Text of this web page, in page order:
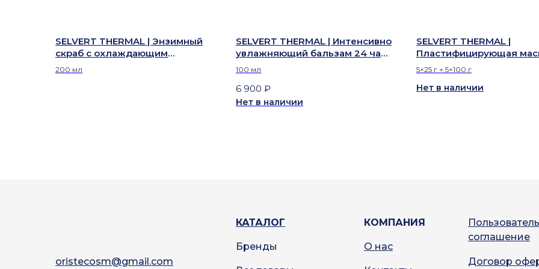
SELVERT THERMAL | Энзимный
скраб с охлаждающим
эффектом — SCRUB ENZYME
PEELING
200 мл
SELVERT THERMAL | Интенсивно
увлажняющий бальзам 24 часа
— 24H HYDRATION
100 мл
6 900 ₽
Нет в наличии
SELVERT THERMAL |
Пластифицирующая
против морщин —
ANTI-WRINKLE PEEL OFF
5×25 г + 5×100 г
Нет в наличии
КАТАЛОГ
Бренды
oristecosm@gmail.com
соглашение
Договор
КОМПАНИЯ
О нас